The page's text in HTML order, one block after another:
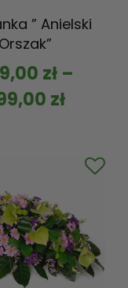
” Anielski
Orszak”
zł –
zł